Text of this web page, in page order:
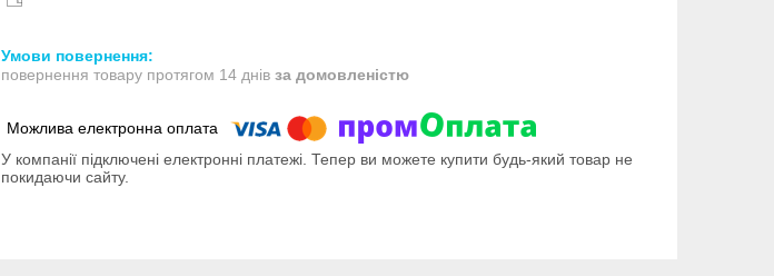
повернення товару протягом 14 днів за домовленістю
У компанії підключені електронні платежі. Тепер ви можете купити будь-який товар не
покидаючи сайту.